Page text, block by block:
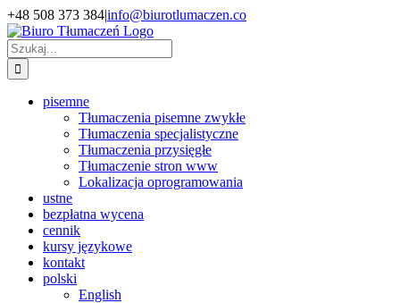
Przejdź
do
zawartości
+48 508 373 384|info@biurotlumaczen.co
Szukaj
pisemne
Tłumaczenia pisemne zwykłe
Tłumaczenia specjalistyczne
Tłumaczenia przysięgłe
Tłumaczenie stron www
Lokalizacja oprogramowania
ustne
bezpłatna wycena
cennik
kursy językowe
kontakt
polski
English